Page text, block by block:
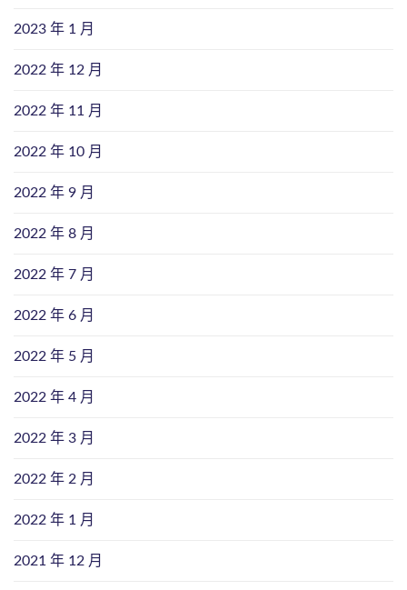
2023 年 1 月
2022 年 12 月
2022 年 11 月
2022 年 10 月
2022 年 9 月
2022 年 8 月
2022 年 7 月
2022 年 6 月
2022 年 5 月
2022 年 4 月
2022 年 3 月
2022 年 2 月
2022 年 1 月
2021 年 12 月